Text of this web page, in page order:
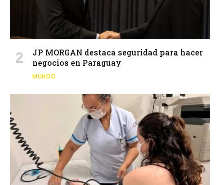
JP MORGAN destaca seguridad para hacer
negocios en Paraguay
MUNDO